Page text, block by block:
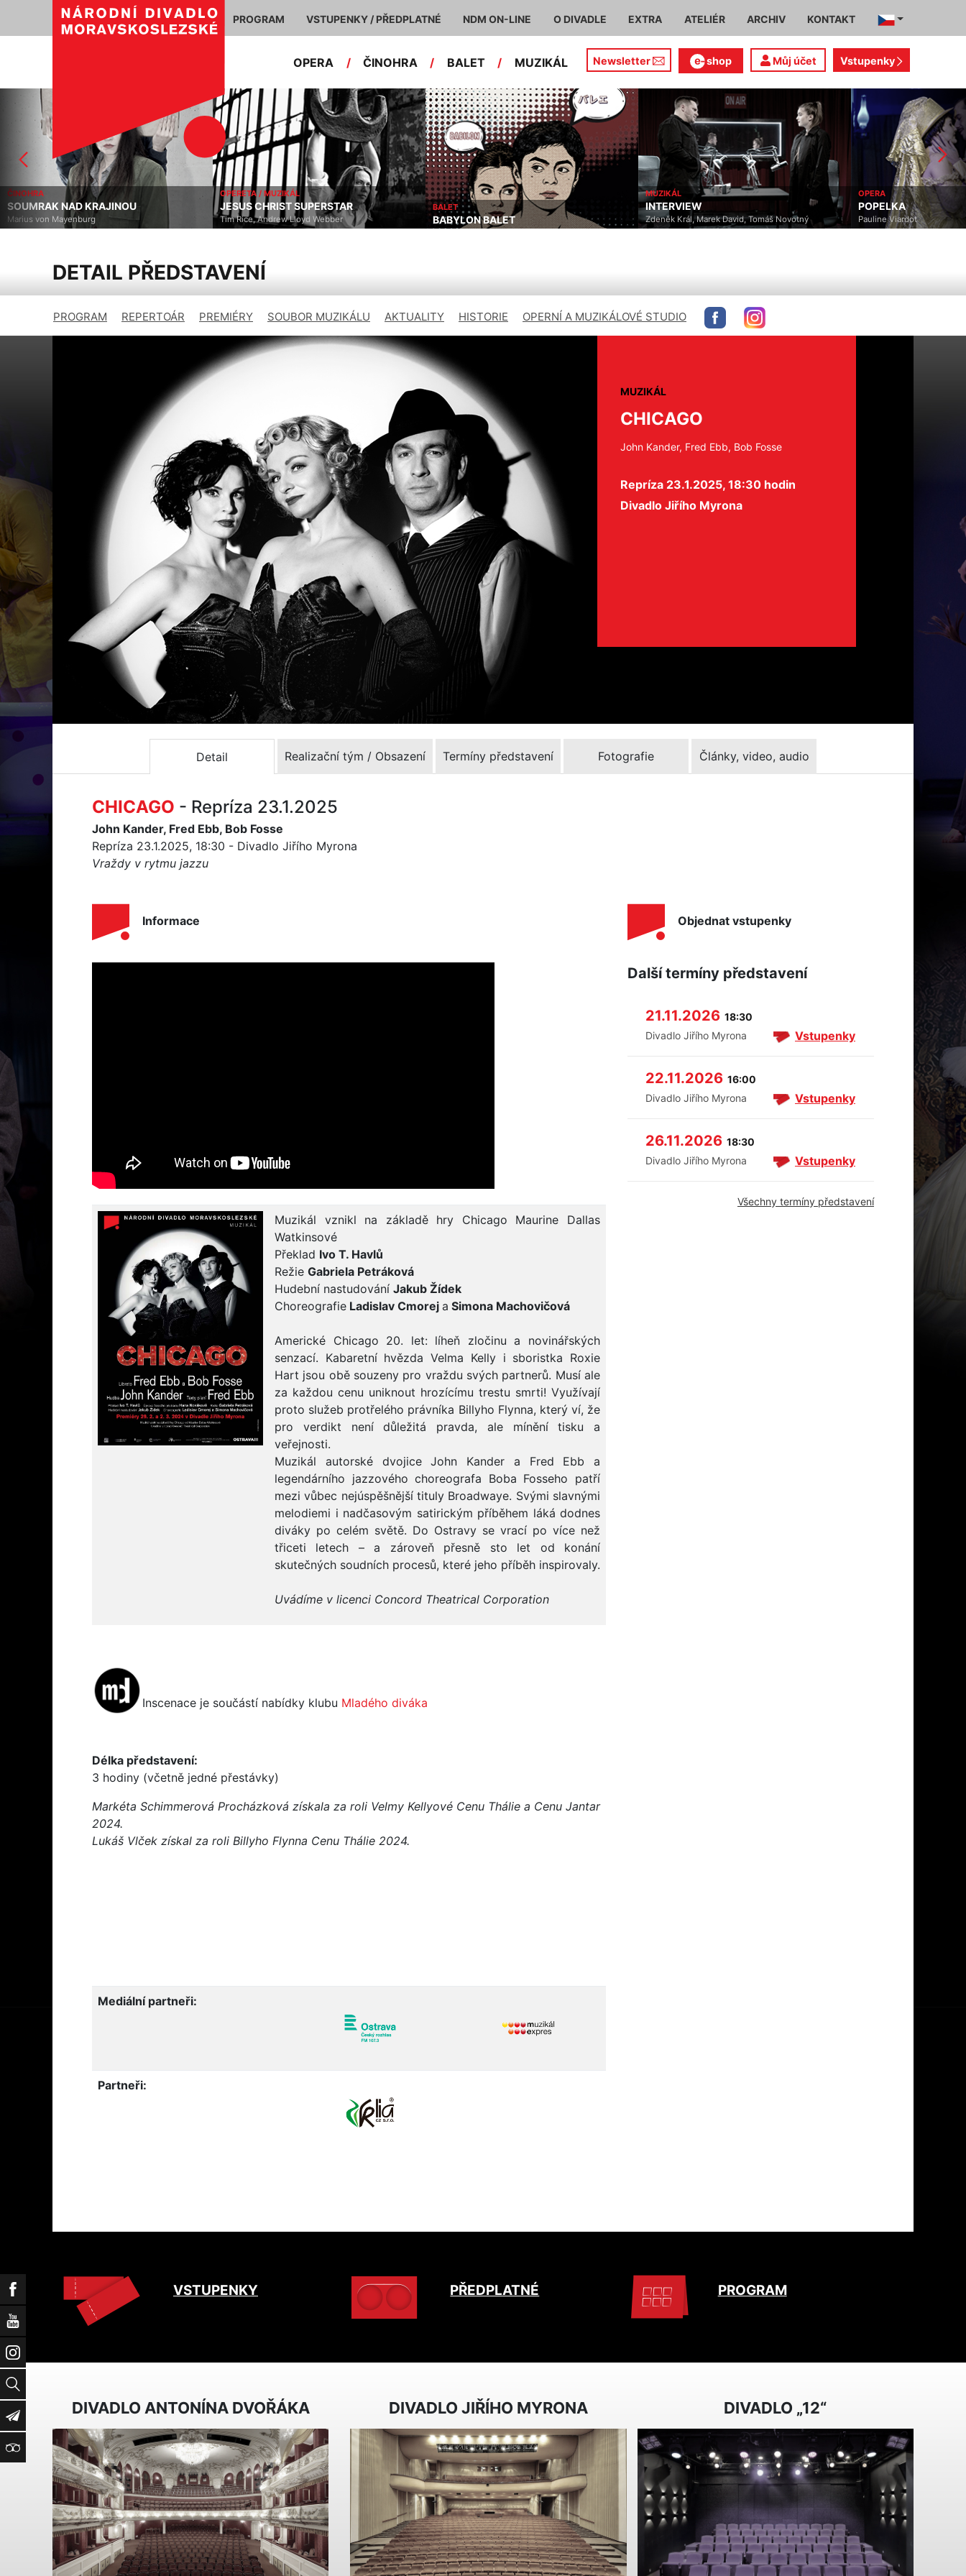
Facebook
YouTube
Instagram
Vyhledat
Newsletter
TripAdvisor
PROGRAM VSTUPENKY / PŘEDPLATNÉ NDM ON-LINE O DIVADLE EXTRA ATELIÉR ARCHIV KONTAKT
OPERA / ČINOHRA / BALET / MUZIKÁL Newsletter shop Můj účet Vstupenky
OPERETA / MUZIKÁL
JESUS CHRIST SUPERSTAR
Tim Rice, Andrew Lloyd Webber
BALET
BABYLON BALET
MUZIKÁL
INTERVIEW
Zdeněk Král, Marek David, Tomáš Novotný
OPERA
POPELKA
Pauline Viardot
ČINOHRA
BŮH
Ferdinand von Schirach
DETAIL PŘEDSTAVENÍ
PROGRAM REPERTOÁR PREMIÉRY SOUBOR MUZIKÁLU AKTUALITY HISTORIE OPERNÍ A MUZIKÁLOVÉ STUDIO
MUZIKÁL
CHICAGO
John Kander, Fred Ebb, Bob Fosse
Repríza 23.1.2025, 18:30 hodin
Divadlo Jiřího Myrona
Detail Realizační tým / Obsazení Termíny představení Fotografie Články, video, audio
CHICAGO - Repríza 23.1.2025
John Kander, Fred Ebb, Bob Fosse
Repríza 23.1.2025, 18:30 - Divadlo Jiřího Myrona
Vraždy v rytmu jazzu
Informace
Muzikál vznikl na základě hry Chicago Maurine Dallas
Watkinsové
Překlad Ivo T. Havlů
Režie Gabriela Petráková
Hudební nastudování Jakub Žídek
Choreografie Ladislav Cmorej a Simona Machovičová
Americké Chicago 20. let: líheň zločinu a novinářských
senzací. Kabaretní hvězda Velma Kelly i sboristka Roxie
Hart jsou obě souzeny pro vraždu svých partnerů. Musí ale
za každou cenu uniknout hrozícímu trestu smrti! Využívají
proto služeb protřelého právníka Billyho Flynna, který ví, že
pro verdikt není důležitá pravda, ale mínění tisku a
veřejnosti.
Muzikál autorské dvojice John Kander a Fred Ebb a
legendárního jazzového choreografa Boba Fosseho patří
mezi vůbec nejúspěšnější tituly Broadwaye. Svými slavnými
melodiemi i nadčasovým satirickým příběhem láká dodnes
diváky po celém světě. Do Ostravy se vrací po více než
třiceti letech – a zároveň přesně sto let od konání
skutečných soudních procesů, které jeho příběh inspirovaly.
Uvádíme v licenci Concord Theatrical Corporation
Inscenace je součástí nabídky klubu Mladého diváka
Délka představení:
3 hodiny (včetně jedné přestávky)
Markéta Schimmerová Procházková získala za roli Velmy Kellyové Cenu Thálie a Cenu Jantar
2024.
Lukáš Vlček získal za roli Billyho Flynna Cenu Thálie 2024.
Mediální partneři:
Partneři:
Objednat vstupenky
Další termíny představení
21.11.2026 18:30
Divadlo Jiřího Myrona
Vstupenky
22.11.2026 16:00
Divadlo Jiřího Myrona
Vstupenky
26.11.2026 18:30
Divadlo Jiřího Myrona
Vstupenky
Všechny termíny představení
VSTUPENKY PŘEDPLATNÉ PROGRAM
DIVADLO ANTONÍNA DVOŘÁKA DIVADLO JIŘÍHO MYRONA DIVADLO „12“